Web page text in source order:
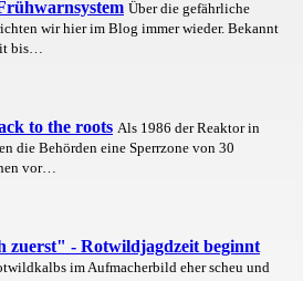
Über die gefährliche
wir hier im Blog immer wieder. Bekannt
bis…
to the roots Als 1986 der Reaktor in
die Behörden eine Sperrzone von 30
vor…
zuerst" - Rotwildjagdzeit beginnt
im Aufmacherbild eher scheu und